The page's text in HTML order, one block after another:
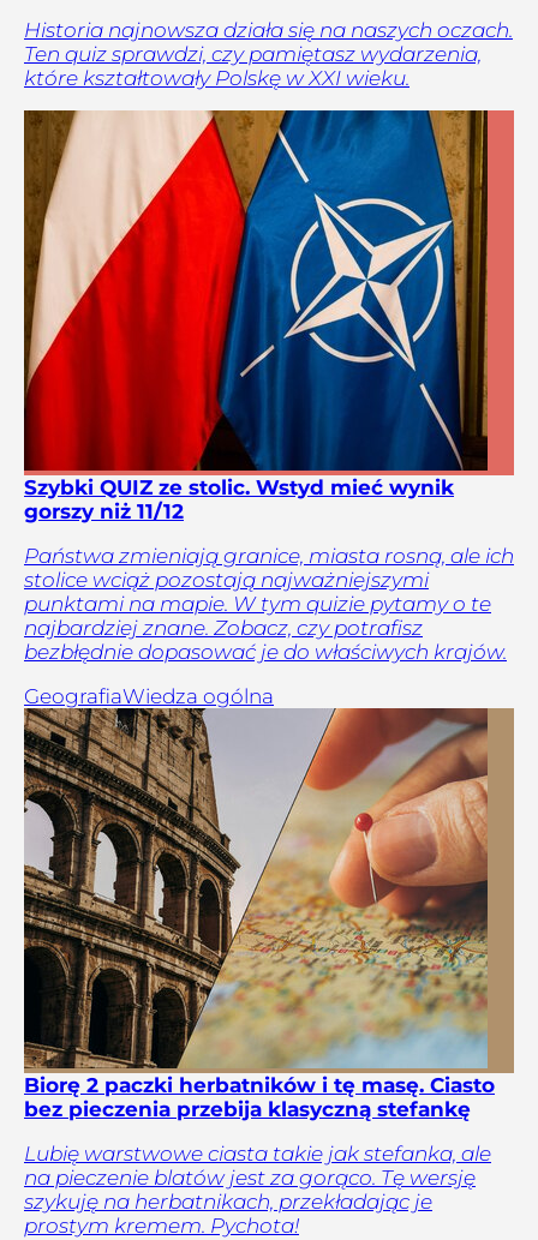
Historia najnowsza działa się na naszych oczach.
Ten quiz sprawdzi, czy pamiętasz wydarzenia,
które kształtowały Polskę w XXI wieku.
Szybki QUIZ ze stolic. Wstyd mieć wynik
gorszy niż 11/12
Państwa zmieniają granice, miasta rosną, ale ich
stolice wciąż pozostają najważniejszymi
punktami na mapie. W tym quizie pytamy o te
najbardziej znane. Zobacz, czy potrafisz
bezbłędnie dopasować je do właściwych krajów.
GeografiaWiedza ogólna
Biorę 2 paczki herbatników i tę masę. Ciasto
bez pieczenia przebija klasyczną stefankę
Lubię warstwowe ciasta takie jak stefanka, ale
na pieczenie blatów jest za gorąco. Tę wersję
szykuję na herbatnikach, przekładając je
prostym kremem. Pychota!